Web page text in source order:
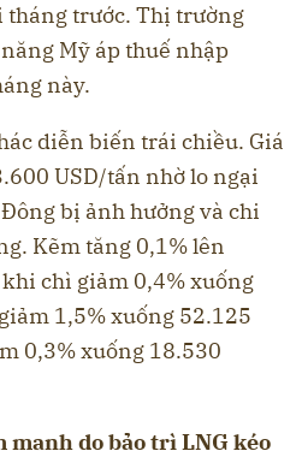
tháng trước. Thị trường
Mỹ áp thuế nhập
này.
diễn biến trái chiều. Giá
USD/tấn nhờ lo ngại
bị ảnh hưởng và chi
Kẽm tăng 0,1% lên
chì giảm 0,4% xuống
1,5% xuống 52.125
0,3% xuống 18.530
do bảo trì LNG kéo